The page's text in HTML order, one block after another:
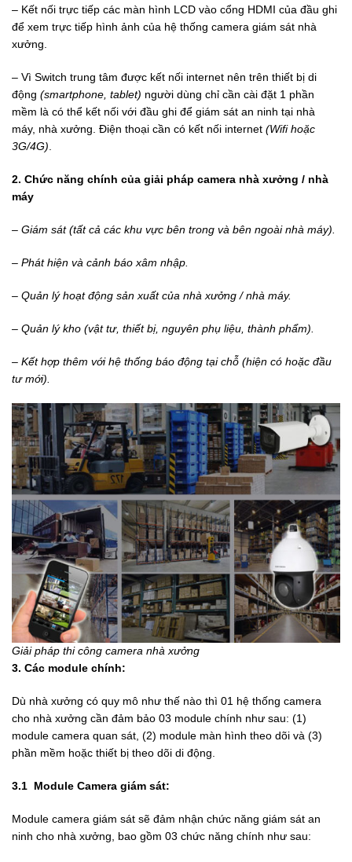
– Kết nối trực tiếp các màn hình LCD vào cổng HDMI của đầu ghi
để xem trực tiếp hình ảnh của hệ thống camera giám sát nhà
xưởng.
– Vì Switch trung tâm được kết nối internet nên trên thiết bị di
động (smartphone, tablet) người dùng chỉ cần cài đặt 1 phần
mềm là có thể kết nối với đầu ghi để giám sát an ninh tại nhà
máy, nhà xưởng. Điện thoại cần có kết nối internet (Wifi hoặc
3G/4G).
2. Chức năng chính của giải pháp camera nhà xưởng / nhà
máy
– Giám sát (tất cả các khu vực bên trong và bên ngoài nhà máy).
– Phát hiện và cảnh báo xâm nhập.
– Quản lý hoạt động sản xuất của nhàxưởng / nhà máy.
– Quản lý kho (vật tư, thiết bị, nguyên phụ liệu, thành phẩm).
– Kết hợp thêm với hệ thống báo động tại chỗ (hiện có hoặc đầu
tư mới).
Giải pháp thi công camera nhà xưởng
3. Các module chính:
Dù nhà xưởng có quy mô như thế nào thì 01 hệ thống camera
cho nhà xưởng cần đảm bảo 03 module chính như sau: (1)
module camera quan sát, (2) module màn hình theo dõi và (3)
phần mềm hoặc thiết bị theo dõi di động.
3.1 Module Camera giám sát:
Module camera giám sát sẽ đảm nhận chức năng giám sát an
ninh cho nhà xưởng, bao gồm 03 chức năng chính như sau: